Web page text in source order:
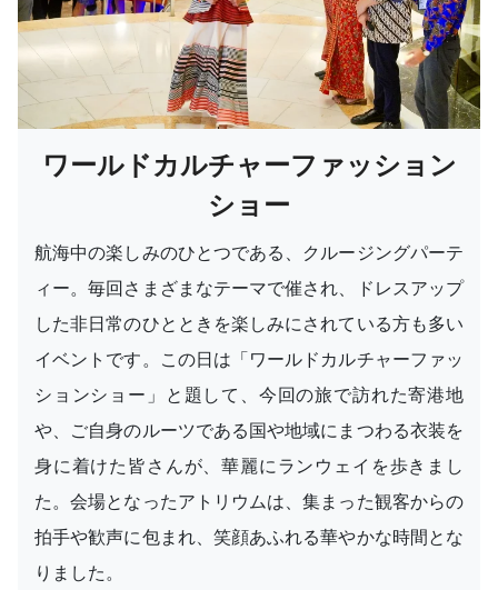
ワールドカルチャーファッション
ショー
航海中の楽しみのひとつである、クルージングパーテ
ィー。毎回さまざまなテーマで催され、ドレスアップ
した非日常のひとときを楽しみにされている方も多い
イベントです。この日は「ワールドカルチャーファッ
ションショー」と題して、今回の旅で訪れた寄港地
や、ご自身のルーツである国や地域にまつわる衣装を
身に着けた皆さんが、華麗にランウェイを歩きまし
た。会場となったアトリウムは、集まった観客からの
拍手や歓声に包まれ、笑顔あふれる華やかな時間とな
りました。